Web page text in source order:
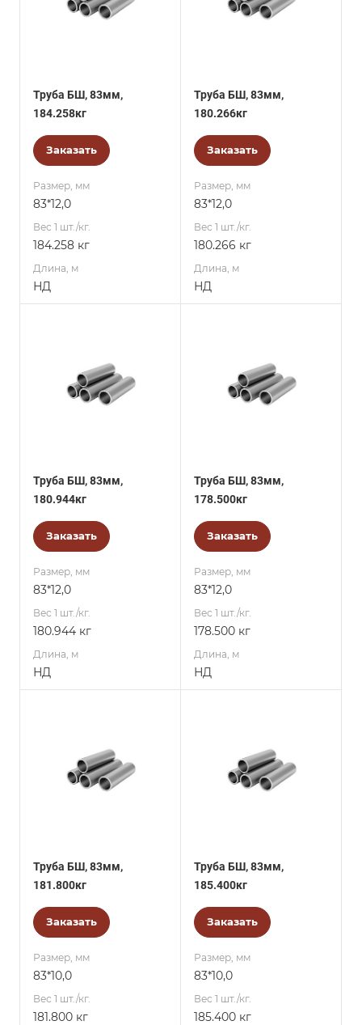
Труба БШ, 83мм,
184.258кг
Заказать
Размер, мм
83*12,0
Вес 1 шт./кг.
184.258 кг
Длина, м
НД
Труба БШ, 83мм,
180.266кг
Заказать
Размер, мм
83*12,0
Вес 1 шт./кг.
180.266 кг
Длина, м
НД
Труба БШ, 83мм,
180.944кг
Заказать
Размер, мм
83*12,0
Вес 1 шт./кг.
180.944 кг
Длина, м
НД
Труба БШ, 83мм,
178.500кг
Заказать
Размер, мм
83*12,0
Вес 1 шт./кг.
178.500 кг
Длина, м
НД
Труба БШ, 83мм,
181.800кг
Заказать
Размер, мм
83*10,0
Вес 1 шт./кг.
181.800 кг
Труба БШ, 83мм,
185.400кг
Заказать
Размер, мм
83*10,0
Вес 1 шт./кг.
185.400 кг